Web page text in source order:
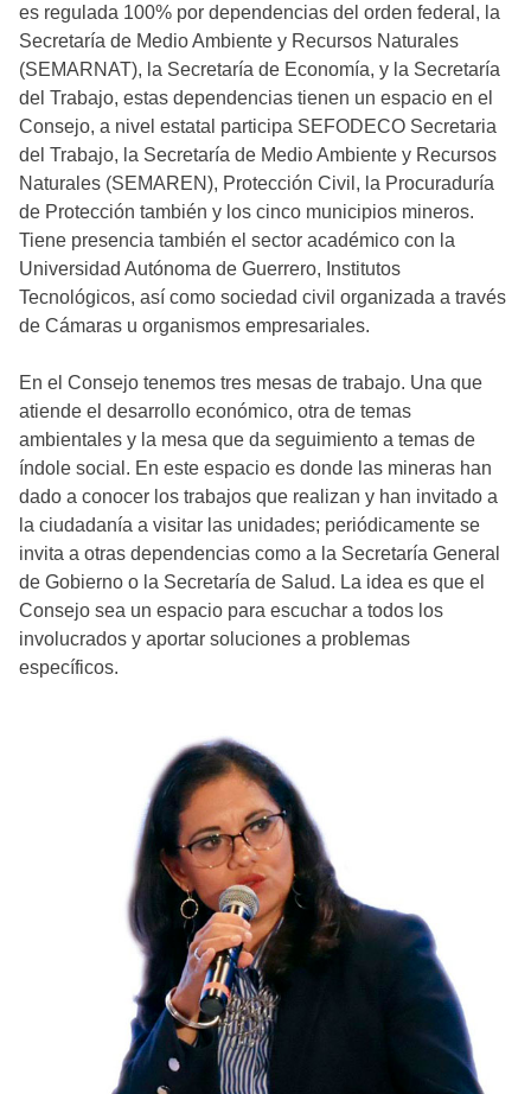
es regulada 100% por dependencias del orden federal, la
Secretaría de Medio Ambiente y Recursos Naturales
(SEMARNAT), la Secretaría de Economía, y la Secretaría
del Trabajo, estas dependencias tienen un espacio en el
Consejo, a nivel estatal participa SEFODECO Secretaria
del Trabajo, la Secretaría de Medio Ambiente y Recursos
Naturales (SEMAREN), Protección Civil, la Procuraduría
de Protección también y los cinco municipios mineros.
Tiene presencia también el sector académico con la
Universidad Autónoma de Guerrero, Institutos
Tecnológicos, así como sociedad civil organizada a través
de Cámaras u organismos empresariales.
En el Consejo tenemos tres mesas de trabajo. Una que
atiende el desarrollo económico, otra de temas
ambientales y la mesa que da seguimiento a temas de
índole social. En este espacio es donde las mineras han
dado a conocer los trabajos que realizan y han invitado a
la ciudadanía a visitar las unidades; periódicamente se
invita a otras dependencias como a la Secretaría General
de Gobierno o la Secretaría de Salud. La idea es que el
Consejo sea un espacio para escuchar a todos los
involucrados y aportar soluciones a problemas
específicos.